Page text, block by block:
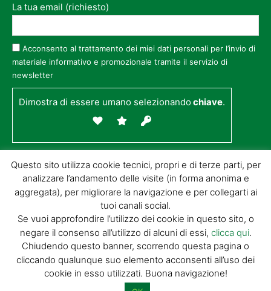
La tua email (richiesto)
Acconsento al trattamento dei miei dati personali per l’invio di
materiale informativo e promozionale tramite il servizio di
newsletter
Dimostra di essere umano selezionandochiave.
© GIORGIO TESI EDITRICE S.R.L. | P.IVA
01732650476 | VIA DI BADIA 14 – 51100 LOC.
BOTTEGONE (PISTOIA) |POWERED BY
ALLYMIND
Cookie Policy
Condizioni
Questo sito utilizza cookie tecnici, propri e di terze parti, per
analizzare l’andamento delle visite (in forma anonima e
aggregata), per migliorare la navigazione e per collegarti ai
tuoi canali social.
Se vuoi approfondire l’utilizzo dei cookie in questo sito, o
negare il consenso all’utilizzo di alcuni di essi, clicca qui.
Chiudendo questo banner, scorrendo questa pagina o
cliccando qualunque suo elemento acconsenti all’uso dei
cookie in esso utilizzati. Buona navigazione!